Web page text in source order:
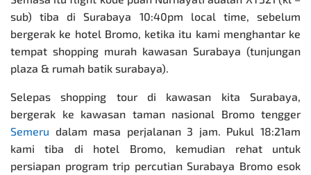
sub) tiba di Surabaya 10:40pm local time, sebelum
bergerak ke hotel Bromo, ketika itu kami menghantar ke
tempat shopping murah kawasan Surabaya (tunjungan
plaza & rumah batik surabaya).
Selepas shopping tour di kawasan kita Surabaya,
bergerak ke kawasan taman nasional Bromo tengger
Semeru dalam masa perjalanan 3 jam. Pukul 18:21am
kami tiba di hotel Bromo, kemudian rehat untuk
persiapan program trip percutian Surabaya Bromo esok